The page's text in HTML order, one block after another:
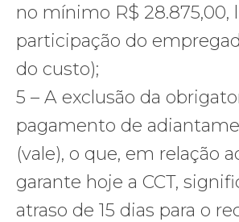
no mínimo R$ 28.875,00,
participação do
do custo);
5 – A exclusão da
pagamento de
(vale), o que, em relação
garante hoje a CCT,
atraso de 15 dias para o